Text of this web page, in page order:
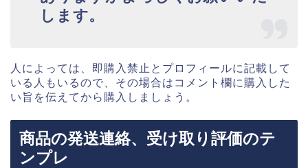
します。
人によっては、即購入禁止とプロフィールに記載して
いる人もいるので、その場合はコメント欄に購入した
い旨を伝えてから購入しましょう。
商品の発送連絡、受け取り評価のテ
ンプレ